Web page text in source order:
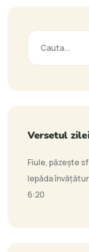
Versetul
Fiule, păzeşte
lepăda
6:20